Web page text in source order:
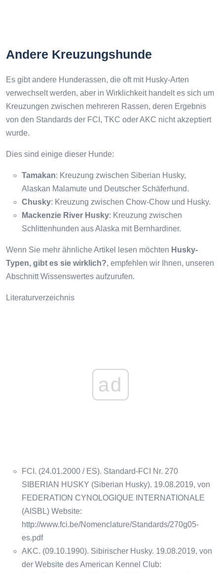
Andere Kreuzungshunde
Es gibt andere Hunderassen, die oft mit Husky-Arten
verwechselt werden, aber in Wirklichkeit handelt es sich um
Kreuzungen zwischen mehreren Rassen, deren Ergebnis
von den Standards der FCI, TKC oder AKC nicht akzeptiert
wurde.
Dies sind einige dieser Hunde:
Tamakan: Kreuzung zwischen Siberian Husky,
Alaskan Malamute und Deutscher Schäferhund.
Chusky: Kreuzung zwischen Chow-Chow und Husky.
Mackenzie River Husky: Kreuzung zwischen
Schlittenhunden aus Alaska mit Bernhardiner.
Wenn Sie mehr ähnliche Artikel lesen möchten Husky-
Typen, gibt es sie wirklich?, empfehlen wir Ihnen, unseren
Abschnitt Wissenswertes aufzurufen.
Literaturverzeichnis
ad
FCI. (24.01.2000 / ES). Standard-FCI Nr. 270
SIBERIAN HUSKY (Siberian Husky). 19.08.2019, von
FEDERATION CYNOLOGIQUE INTERNATIONALE
(AISBL) Website:
http://www.fci.be/Nomenclature/Standards/270g05-
es.pdf
AKC. (09.10.1990). Sibirischer Husky. 19.08.2019, von
der Website des American Kennel Club: